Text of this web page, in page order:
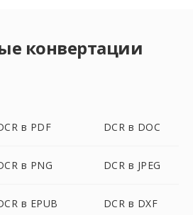
конвертации
в PDF DCR в DOC
в PNG DCR в JPEG
в EPUB DCR в DXF